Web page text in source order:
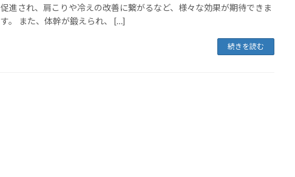
促進され、肩こりや冷えの改善に繋がるなど、様々な効果が期待できま
す。 また、体幹が鍛えられ、 […]
続きを読む